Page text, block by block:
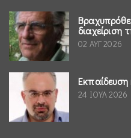
διαχείριση
02 ΑΥΓ 2026
Εκπαίδευση
24 ΙΟΥΛ 2026